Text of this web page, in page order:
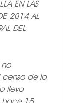
EN LAS
2014 AL
DEL
no
censo de la
lleva
hace 15